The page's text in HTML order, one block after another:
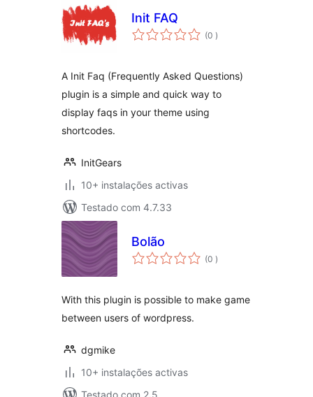
Init FAQ
(0 classificações
)
A Init Faq (Frequently Asked Questions)
plugin is a simple and quick way to
display faqs in your theme using
shortcodes.
InitGears
10+ instalações activas
Testado com 4.7.33
Bolão
(0 classificações
)
With this plugin is possible to make game
between users of wordpress.
dgmike
10+ instalações activas
Testado com 2.5